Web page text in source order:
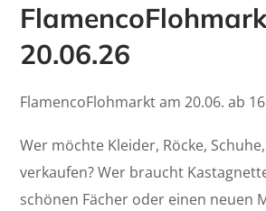
20.06.26
FlamencoFlohmarkt am 20.06. ab
Wer möchte Kleider, Röcke,
verkaufen? Wer braucht
schönen Fächer oder einen neuen